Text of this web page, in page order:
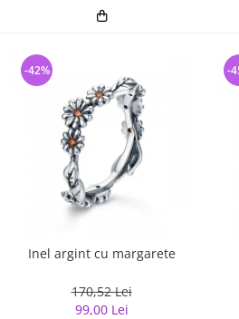
Inel argint cu margarete
170,52 Lei
99,00 Lei
-42% -